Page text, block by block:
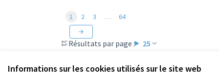
Informations sur les cookies utilisés sur le site web
Résultats par page : 25
1 2 3 … 64